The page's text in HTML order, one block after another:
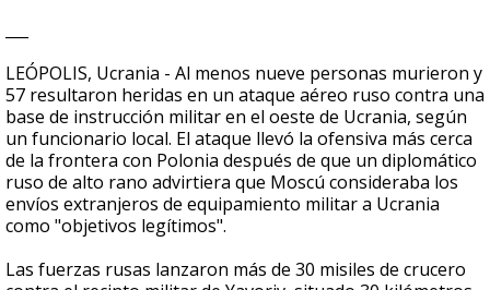
LEÓPOLIS, Ucrania - Al menos nueve personas murieron y
57 resultaron heridas en un ataque aéreo ruso contra una
base de instrucción militar en el oeste de Ucrania, según
un funcionario local. El ataque llevó la ofensiva más cerca
de la frontera con Polonia después de que un diplomático
ruso de alto rano advirtiera que Moscú consideraba los
envíos extranjeros de equipamiento militar a Ucrania
como "objetivos legítimos".
Las fuerzas rusas lanzaron más de 30 misiles de crucero